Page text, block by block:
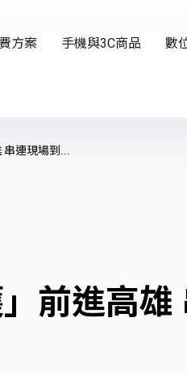
串連現場到...
前進高